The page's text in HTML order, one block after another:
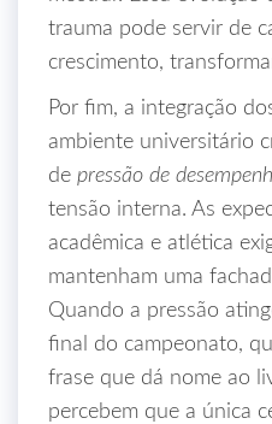
trauma pode servir de
crescimento,
Por fim, a integração
ambiente universitário
de pressão de
tensão interna. As
acadêmica e atlética
mantenham uma
Quando a pressão
final do campeonato,
frase que dá nome ao
percebem que a única